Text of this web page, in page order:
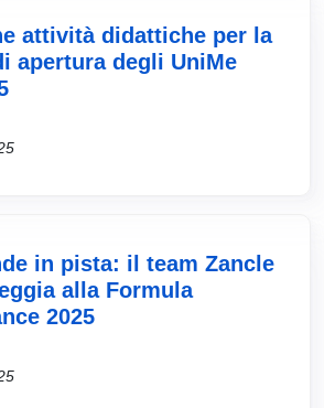
attività didattiche per la
apertura degli UniMe
in pista: il team Zancle
alla Formula
2025